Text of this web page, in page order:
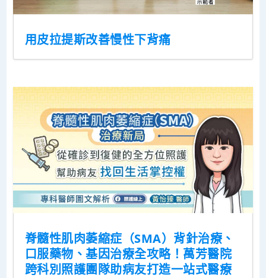
用皮拉提斯改善慢性下背痛
脊髓性肌肉萎縮症（SMA）背針治療、
口服藥物、基因治療全攻略！萬芳醫院
跨科別照護團隊助病友打造一站式醫療